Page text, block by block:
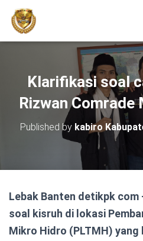
Klarifikasi soal
Rizwan Comrade
Published by kabiro
Lebak Banten detikpk com
soal kisruh di lokasi
Mikro Hidro (PLTMH)